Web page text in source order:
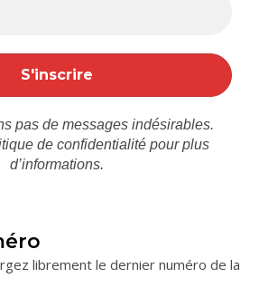
pas de messages indésirables.
de confidentialité pour plus
d’informations.
librement le dernier numéro de la